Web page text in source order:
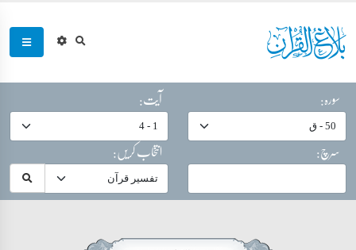
سورہ:
آیت:
سرچ:
انتخاب کریں: